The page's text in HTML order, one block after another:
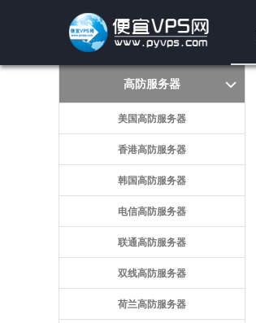
高防服务器
美国高防服务器
香港高防服务器
韩国高防服务器
电信高防服务器
联通高防服务器
双线高防服务器
荷兰高防服务器